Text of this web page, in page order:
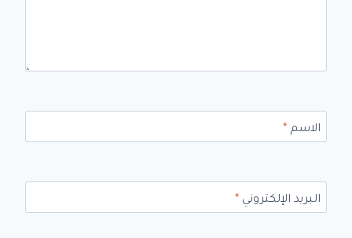
الاسم *
البريد الإلكتروني *